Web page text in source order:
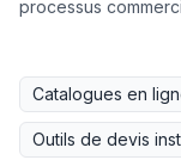
processus
Catalogues en
Outils de devis